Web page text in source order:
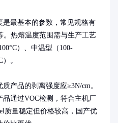
是最基本的参数，常见规格有
。热熔温度范围需与生产工艺
）、中温型（100-
。
产品的剥离强度应≥3N/cm。
通过VOC检测，符合主机厂
质量稳定但价格较高，国产优